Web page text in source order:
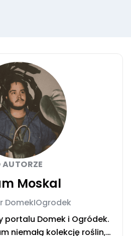
AUTORZE
Moskal
DomekIOgrodek
portalu Domek i Ogródek.
niemałą kolekcję roślin,